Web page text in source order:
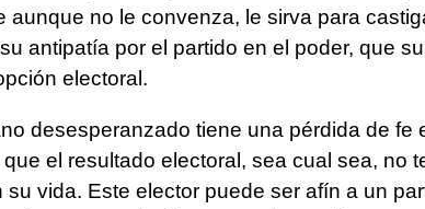
aunque no le convenza, le sirva para
antipatía por el partido en el poder, que
electoral.
desesperanzado tiene una pérdida de fe
el resultado electoral, sea cual sea, no
su vida. Este elector puede ser afín a un